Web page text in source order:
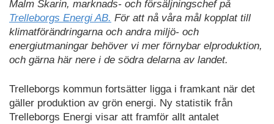
Malm Skarin, marknads- och försäljningschef på
Trelleborgs Energi AB. För att nå våra mål kopplat till
klimatförändringarna och andra miljö- och
energiutmaningar behöver vi mer förnybar elproduktion,
och gärna här nere i de södra delarna av landet.
Trelleborgs kommun fortsätter ligga i framkant när det
gäller produktion av grön energi. Ny statistik från
Trelleborgs Energi visar att framför allt antalet